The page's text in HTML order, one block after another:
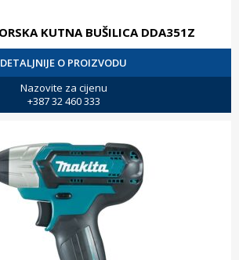
KUTNA BUŠILICA DDA351Z
DETALJNIJE O PROIZVODU
Nazovite za cijenu
+387 32 460 333